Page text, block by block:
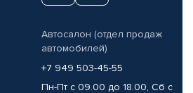
Автосалон (отдел продаж
автомобилей)
+7 949 503-45-55
Пн-Пт с 09.00 до 18.00, Сб с